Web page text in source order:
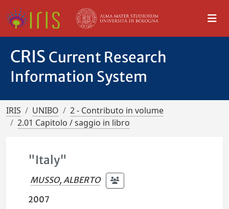
CRIS Current Research
Information System
IRIS UNIBO
2 - Contributo in volume
2.01 Capitolo / saggio in libro
"Italy"
MUSSO, ALBERTO
2007